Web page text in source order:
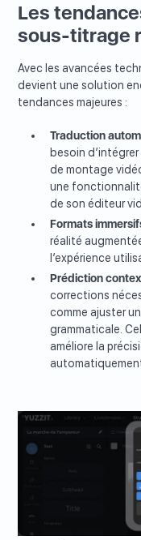
Les
sous-titrage
Avec les avancées
devient une solution
tendances majeures :
Traduction
besoin
de montage
une
de son éditeur
Formats
réalité
l’expérience
Prédiction
corrections
comme ajuster
grammaticale.
améliore la